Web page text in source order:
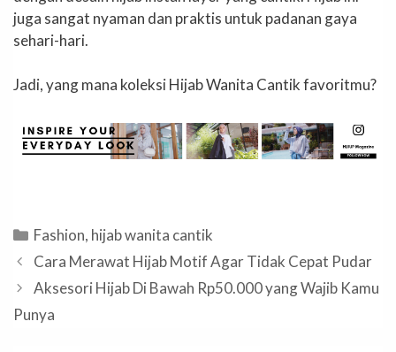
juga sangat nyaman dan praktis untuk padanan gaya
sehari-hari.
Jadi, yang mana koleksi Hijab Wanita Cantik favoritmu?
Categories
Fashion, hijab wanita cantik
Cara Merawat Hijab Motif Agar Tidak Cepat Pudar
Aksesori Hijab Di Bawah Rp50.000 yang Wajib Kamu
Punya